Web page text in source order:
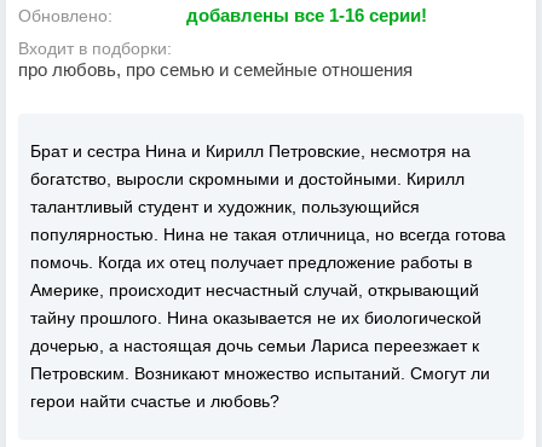
Обновлено: добавлены все 1-16 серии!
Входит в подборки:
про любовь, про семью и семейные отношения
Брат и сестра Нина и Кирилл Петровские, несмотря на
богатство, выросли скромными и достойными. Кирилл
талантливый студент и художник, пользующийся
популярностью. Нина не такая отличница, но всегда готова
помочь. Когда их отец получает предложение работы в
Америке, происходит несчастный случай, открывающий
тайну прошлого. Нина оказывается не их биологической
дочерью, а настоящая дочь семьи Лариса переезжает к
Петровским. Возникают множество испытаний. Смогут ли
герои найти счастье и любовь?